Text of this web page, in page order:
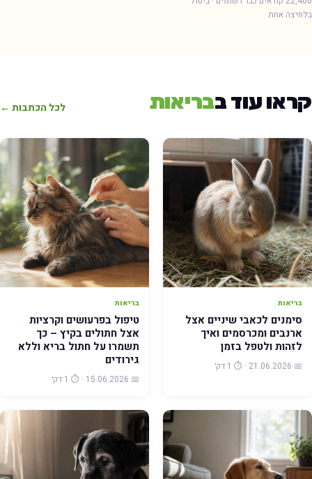
אחת
עוד בבריאות לכל הכתבות ←
בריאות
סימנים לכאבי שיניים אצל
ארנבים ומכרסמים ואיך
לזהות ולטפל בזמן
📅 21.06.2026 · ⏱️ 1 דק׳
בריאות
טיפול בפרעושים וקרציות
אצל חתולים בקיץ – כך
תשמרו על חתול בריא וללא
גירודים
📅 15.06.2026 · ⏱️ 1 דק׳